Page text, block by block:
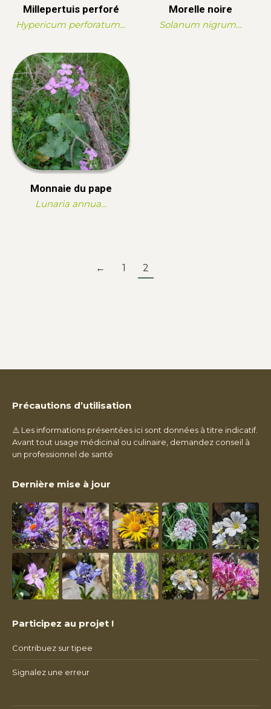
Millepertuis perforé
Hypericum perforatum…
Morelle noire
Solanum nigrum…
Monnaie du pape
Lunaria annua…
← 1 2
Précautions d’utilisation
⚠️ Les informations présentées ici sont données à titre indicatif.
Avant tout usage médicinal ou culinaire, demandez conseil à
un professionnel de santé
Dernière mise à jour
Participez au projet !
Contribuez sur tipee
Signalez une erreur